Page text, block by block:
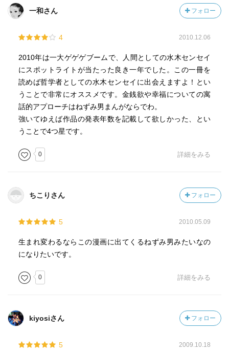
そういうジャンル分けされるものを書いている、というこ
とよりも、
さそうな味わい」で、描いていらっしゃる。
その代りに、「え～」みたいな脱力感だったり、唐突感だ
ったり、腰抜け感がある訳ですが、
そんなことが全然、欠点に思えない。実にオリジナル感満
載。
その上、理屈や論理や理想を描いている、という感じじゃ
ないんです。どうみても、「マンガ」を描いています。
省略、テンポ、キャラクター、設定、すべての部分で、
テレビドラマでもアニメでも小説も映画でもラジオでも、
考えたら、「劇画ヒットラー」とか「マンガ昭和史」は読
んだことがあったんですが。
を、ちゃんと愉しみたいなあ、と思わせてくれました。
うーん さすが、ちくま文庫さん。
一和さん フォロー
4 2010.12.06
2010年は一大ゲゲゲブームで、人間としての水木センセイ
にスポットライトが当たった良き一年でした。この一冊を
読めば哲学者としての水木センセイに出会えますよ！とい
うことで非常にオススメです。金銭欲や幸福についての寓
話的アプローチはねずみ男まんがならでわ。
強いてゆえば作品の発表年数を記載して欲しかった、とい
うことで4つ星です。
0 詳細をみる
ちこりさん フォロー
5 2010.05.09
生まれ変わるならこの漫画に出てくるねずみ男みたいなの
になりたいです。
0 詳細をみる
kiyosiさん フォロー
5 2009.10.18